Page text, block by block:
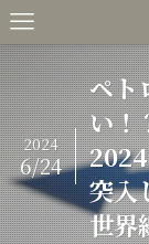
ペト
い！
突入
世界
2024
6/24